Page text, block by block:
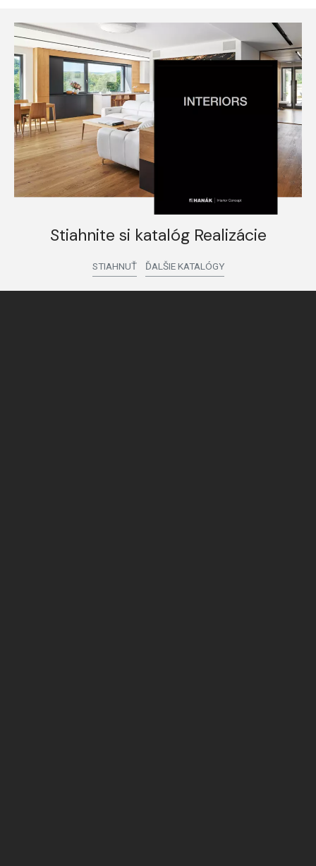
Stiahnite si katalóg Realizácie
STIAHNUŤ ĎALŠIE KATALÓGY